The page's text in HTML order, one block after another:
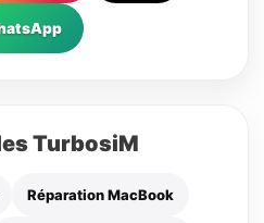
TurbosiM
Réparation MacBook